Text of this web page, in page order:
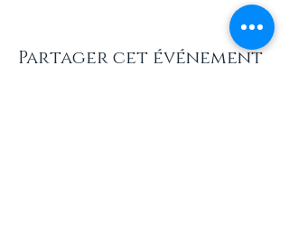
Partager cet événement